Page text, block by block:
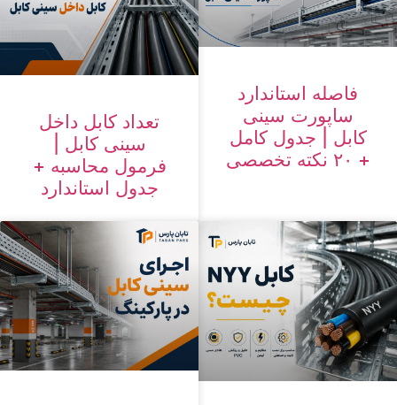
فاصله استاندارد
ساپورت سینی
کابل | جدول کامل
+ ۲۰ نکته تخصصی
تعداد کابل داخل
سینی کابل |
فرمول محاسبه +
جدول استاندارد